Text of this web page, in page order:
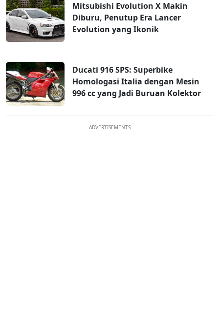
Mitsubishi Evolution X Makin
Diburu, Penutup Era Lancer
Evolution yang Ikonik
Ducati 916 SPS: Superbike
Homologasi Italia dengan Mesin
996 cc yang Jadi Buruan Kolektor
ADVERTISEMENTS